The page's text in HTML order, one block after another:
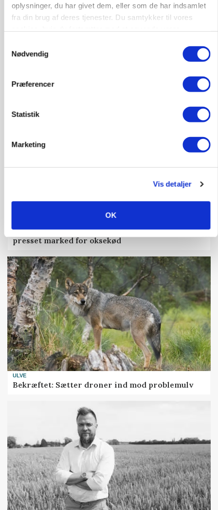
oplysninger, du har givet dem, eller som de har indsamlet
fra din brug af deres tjenester. Du samtykker til vores
Nødvendig
Præferencer
Statistik
Marketing
Vis detaljer
OK
Annonce
PLANTER
skadedyrsrisici
Uændret notering: Spæde lyspunkter i fortsat
presset marked for oksekød
ULVE
Bekræftet: Sætter droner ind mod problemulv